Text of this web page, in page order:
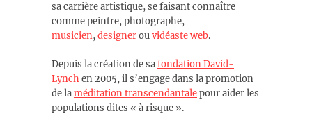
sa carrière artistique, se faisant connaître
comme peintre, photographe,
musicien,designerouvidéasteweb.
Depuis la création de safondation David-
Lynchen 2005, il s’engage dans la promotion
de laméditation transcendantalepour aider les
populations dites « à risque ».